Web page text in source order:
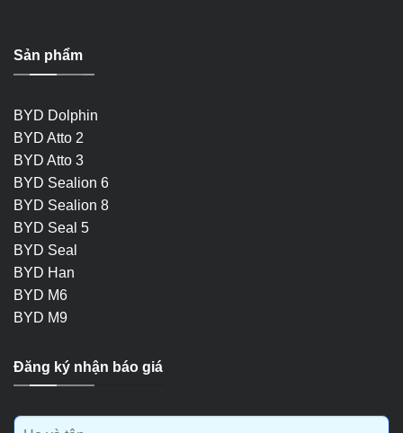
Sản phẩm
BYD Dolphin
BYD Atto 2
BYD Atto 3
BYD Sealion 6
BYD Sealion 8
BYD Seal 5
BYD Seal
BYD Han
BYD M6
BYD M9
Đăng ký nhận báo giá